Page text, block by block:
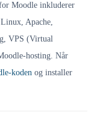
Moodle inkluderer
Apache,
VPS (Virtual
hosting. Når
koden og installer